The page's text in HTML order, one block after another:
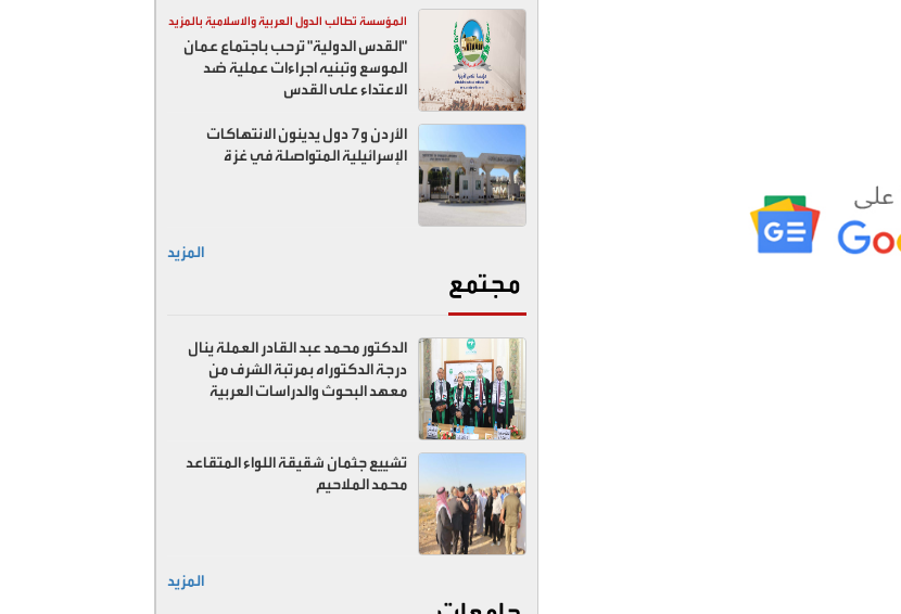
المؤسسة تطالب الدول العربية والاسلامية بالمزيد
ضد اسرائيل
"القدس الدولية" ترحب باجتماع عمان
الموسع وتبنيه اجراءات عملية ضد
الاعتداء على القدس
الأردن و7 دول يدينون الانتهاكات
الإسرائيلية المتواصلة في غزة
المزيد
مجتمع
الدكتور محمد عبد القادر العملة ينال
درجة الدكتوراه بمرتبة الشرف من
معهد البحوث والدراسات العربية
تشييع جثمان شقيقة اللواء المتقاعد
محمد الملاحيم
المزيد